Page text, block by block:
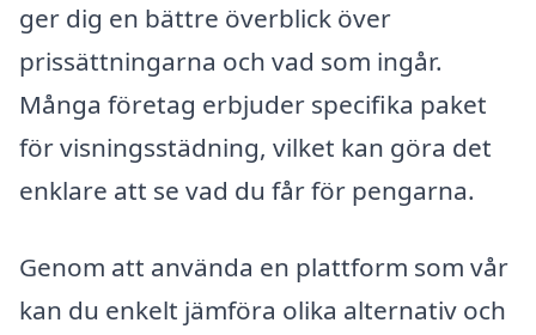
ger dig en bättre överblick över
prissättningarna och vad som ingår.
Många företag erbjuder specifika paket
för visningsstädning, vilket kan göra det
enklare att se vad du får för pengarna.
Genom att använda en plattform som vår
kan du enkelt jämföra olika alternativ och